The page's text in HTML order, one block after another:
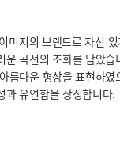
미지의 브랜드로 자신
운 곡선의 조화를 담았습
름다운 형상을 표현하였
과 유연함을 상징합니다.